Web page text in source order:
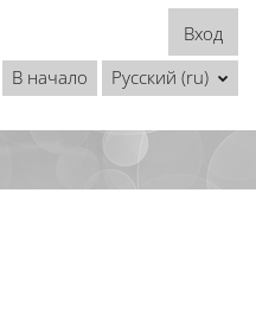
Вход
В начало
Русский ‎(ru)‎